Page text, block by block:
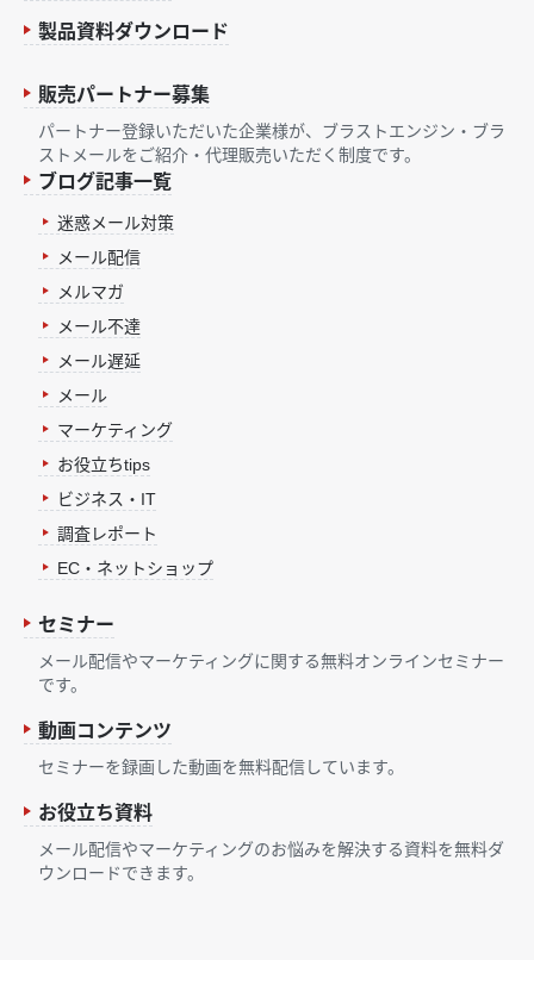
製品資料ダウンロード
販売パートナー募集
パートナー登録いただいた企業様が、ブラストエンジン・ブラ
ストメールをご紹介・代理販売いただく制度です。
ブログ記事一覧
迷惑メール対策
メール配信
メルマガ
メール不達
メール遅延
メール
マーケティング
お役立ちtips
ビジネス・IT
調査レポート
EC・ネットショップ
セミナー
メール配信やマーケティングに関する無料オンラインセミナー
です。
動画コンテンツ
セミナーを録画した動画を無料配信しています。
お役立ち資料
メール配信やマーケティングのお悩みを解決する資料を無料ダ
ウンロードできます。